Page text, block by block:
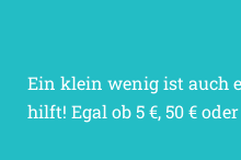
Ein klein wenig ist auch
hilft! Egal ob 5 €, 50 € oder